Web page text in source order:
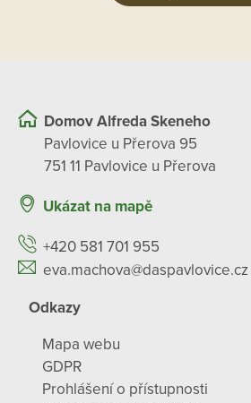
Domov Alfreda Skeneho
Pavlovice u Přerova 95
751 11 Pavlovice u Přerova
Ukázat na mapě
+420 581 701 955
eva.machova@daspavlovice.cz
Odkazy
Mapa webu
GDPR
Prohlášení o přístupnosti